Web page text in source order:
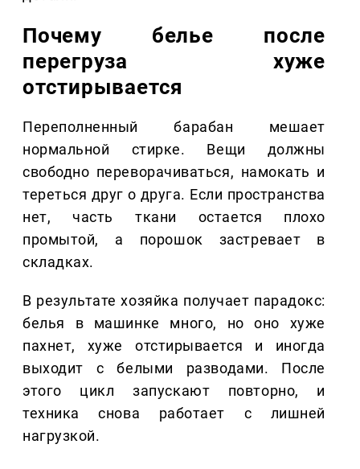
Почему белье после
перегруза хуже
отстирывается
Переполненный барабан мешает
нормальной стирке. Вещи должны
свободно переворачиваться, намокать и
тереться друг о друга. Если пространства
нет, часть ткани остается плохо
промытой, а порошок застревает в
складках.
В результате хозяйка получает парадокс:
белья в машинке много, но оно хуже
пахнет, хуже отстирывается и иногда
выходит с белыми разводами. После
этого цикл запускают повторно, и
техника снова работает с лишней
нагрузкой.